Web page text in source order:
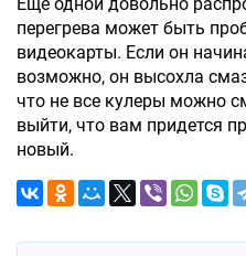
перегрева может быть
видеокарты. Если он
возможно, он высохла
что не все кулеры можно
выйти, что вам придется
новый.